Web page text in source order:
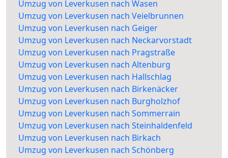
Umzug von Leverkusen nach Wasen
Umzug von Leverkusen nach Veielbrunnen
Umzug von Leverkusen nach Geiger
Umzug von Leverkusen nach Neckarvorstadt
Umzug von Leverkusen nach Pragstraße
Umzug von Leverkusen nach Altenburg
Umzug von Leverkusen nach Hallschlag
Umzug von Leverkusen nach Birkenäcker
Umzug von Leverkusen nach Burgholzhof
Umzug von Leverkusen nach Sommerrain
Umzug von Leverkusen nach Steinhaldenfeld
Umzug von Leverkusen nach Birkach
Umzug von Leverkusen nach Schönberg